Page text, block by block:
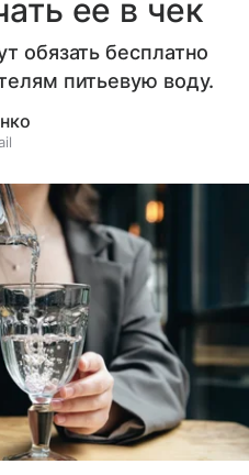
ее в чек
обязать бесплатно
питьевую воду.